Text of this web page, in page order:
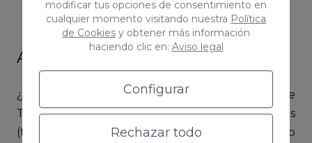
modificar tus opciones de consentimiento en
cualquier momento visitando nuestra Política
de Cookies y obtener más información
haciendo clic en: Aviso legal
Configurar
Rechazar todo
Píxeles de Facebook
Activadores o triggers
¿Qué, te pensabas que ya sabes qué es Google
Tag Manager? Pues no. Los activadores o triggers
(también conocidos como disparadores o